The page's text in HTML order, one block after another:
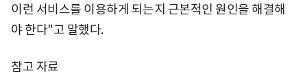
이런 서비스를 이용하게 되는지 근본적인 원인을 해결해
야 한다"고 말했다.
참고 자료